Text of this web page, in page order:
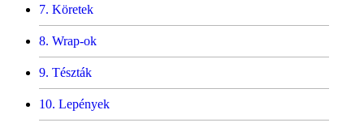
Köretek
Wrap-ok
Tészták
Lepények